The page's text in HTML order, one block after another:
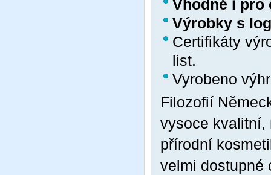
Vhodné i
Výrobky s
Certifikáty
list.
Vyrobeno
Filozofií
vysoce kvalitní,
přírodní
velmi dostupné